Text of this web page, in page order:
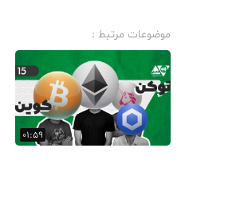
موضوعات مرتبط :
۰۱:۵۹